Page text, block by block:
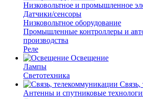
Низковольтное и промышленное
Датчики/сенсоры
Низковольтное оборудование
Промышленные контроллеры и
производства
Реле
Освещение
Лампы
Светотехника
Антенны и спутниковые